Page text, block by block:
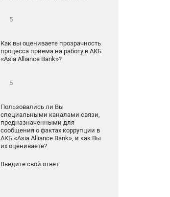
Как вы оцениваете прозрачность
процесса приема на работу в АКБ
«Asia Alliance Bank»?
Пользовались ли Вы
специальными каналами связи,
предназначенными для
сообщения о фактах коррупции в
АКБ «Asia Alliance Bank», и как Вы
их оцениваете?
Введите свой ответ